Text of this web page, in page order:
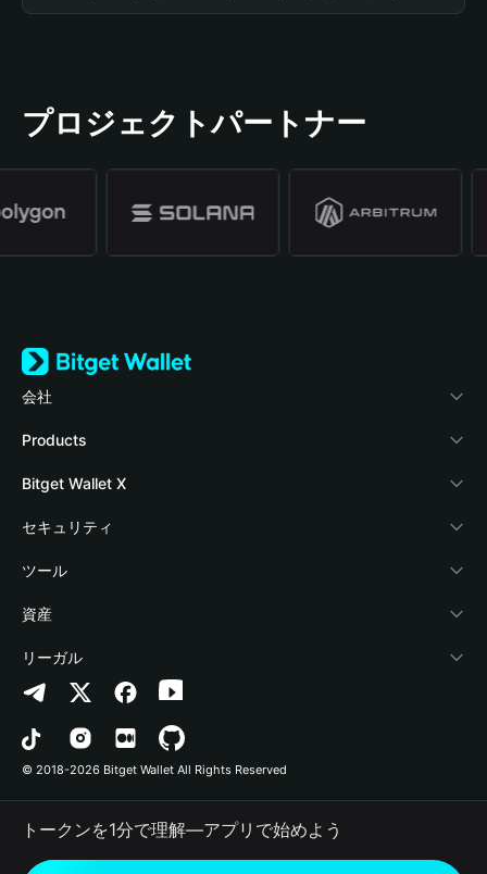
プロジェクトパートナー
会社
Bitget Walletについて
ブログ
アカデミー
暗号資産ニュース
Help Center
お問い合わせ
ブランドリソース
キャリア
Products
Crypto Card
Stablecoin Earn
Payfi Crypto
Crypto Swap API
Altcoin Season Index
Prediction Markets
DApp
RWA
Bitget Wallet X
デベロッパー
ウォレットを接続
Bitget Wallet Pay
プロジェクトを掲載
セキュリティ
保護基金
セキュリティ技術
ツール
暗号資産を購入
認証検出
コントラクト検出
一括送金
資産
Arbitrum
Avalanche
Bitcoin
Polygon
リーガル
プライバシーポリシー
利用規約
© 2018-2026 Bitget Wallet All Rights Reserved
トークンを1分で理解―アプリで始めよう